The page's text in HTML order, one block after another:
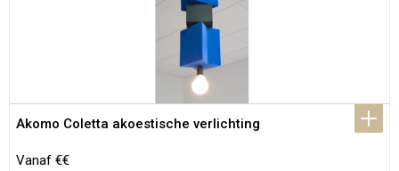
Akomo Coletta akoestische verlichting
Vanaf €€